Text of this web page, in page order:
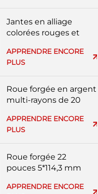
Jantes en alliage
colorées rouges et
multiples de 20
pouces 5*139 mm
APPRENDRE ENCORE
PLUS
Roue forgée en argent
multi-rayons de 20
APPRENDRE ENCORE
PLUS
Roue forgée 22
pouces 5*114,3 mm
argent entièrement
APPRENDRE ENCORE